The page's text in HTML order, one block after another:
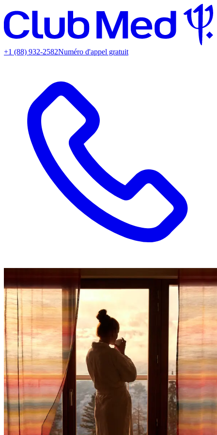
+1 (88) 932-2582Numéro d'appel gratuit